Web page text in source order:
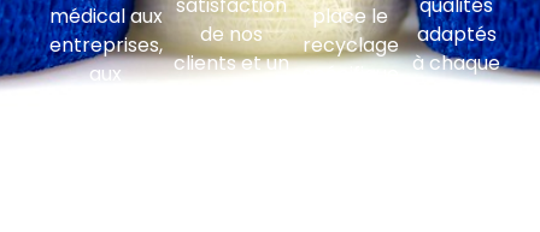
médical aux
entreprises,
aux
de nos
clients et un
place le
recyclage
spécifique
adaptés
à chaque